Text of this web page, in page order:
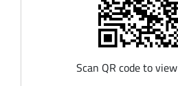
Scan QR code to